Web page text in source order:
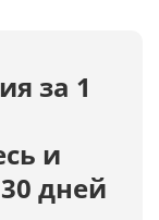
за 1
и
дней